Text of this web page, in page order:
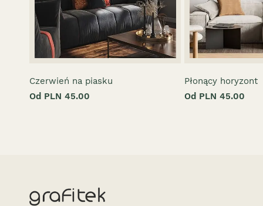
Czerwień na piasku
Od PLN 45.00
Płonący horyzont
Od PLN 45.00